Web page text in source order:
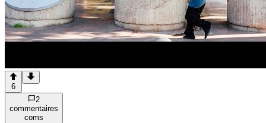
6
2
commentaires
coms